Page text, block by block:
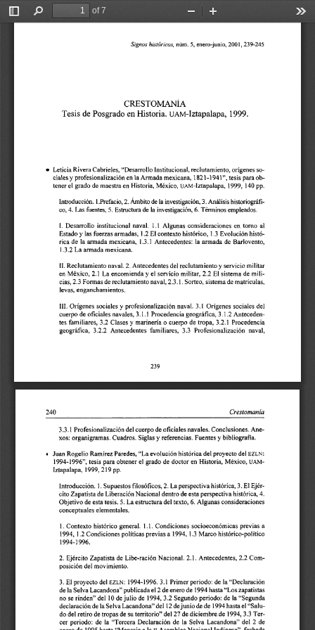
Toggle
Find
of 7
Zoom
Signos hisióricos, núm. 5, enero-junio, 2001,239-245
CRESTOMANIA
Tesis de Posgrado en Historia. UAM-Iztapalapa, 1999.
Leticia Rivera Cabrieles, "Desarrollo  Institucional, reclutamiento, orígenes so-
ciales y profesionalización en la Armada mexicana, 1821-1941", tesis para ob-
tener el grado de maestra en Historia, México, UAM-lztapalapa, 1999,  140 pp.
Introducción. l.Prefacio, 2. Ámbito de la investigación, 3. Análisis historiopráfi-
co, 4. Las fuentes, 5. Estructura de la  investigación, 6. Términos empleados.
l. Desarrollo institucional  naval. 1.1 Algunas consideraciones en torno al
Estado y las fuerzas armadas, 1.2 El contexto histórico, 1.3 Evolución histó-
rica de la armada mexicana, 1.3.1 Antecedentes: la  armada de Barlovento,
1.3.2 La armada mexicana.
11. Reclutamiento naval. 2. Antecedentes del reclutamiento y servicio militar
en México, 2.1 La encomienda y el servicio militar,  2.2  El sistema de mili-
cias, 2.3 Formas de reclutamiento naval, 2.3.1. Sorteo, sistema de matrículas,
levas, enganchamientos.
111. Orígenes sociales y profesionalización  naval. 3.1 Orígenes sociales del
cuerpo de oficiales navales, 3.1.1 Procedencia geográfica, 3.1.2 Anteceden-
tes familiares, 3.2 Clases y marinería o  cuerpo de tropa, 3.2.1 Procedencia
geográfica,
3.2.2 Antecedentes  familiares, 3.3 Profesionalización naval,
3.3.1 Profesionalización del cuerpo de oficiales navales. Conclusiones. Ane-
xos: organigramas. Cuadros. Siglas y referencias. Fuentes y bibliografía.
a Juan Rogelio Ramírez Paredes, "La evolución histórica del proyecto del EZLN:
1994-1996", tesis  para obtener el grado de doctor en Historia,  México, UAM-
Iztapalapa, 1999,219 pp.
Introducción. 1. Supuestos filosóficos, 2. La perspectiva histórica, 3. El Ejér-
cito Zapatista de Liberación Nacional dentro de esta perspectiva histórica, 4.
Objetivo de esta tesis. 5. La estructura del texto, 6. Algunas consideraciones
conceptuales elementales.
1. Contexto histórico general. 1.1. Condiciones socioeconómicas  previas a
1994, 1.2 Condiciones políticas previas a  1994. 1.3 Marco histórico-político
1994-1 996.
2. Ejército Zapatista de Libe-ración Nacional. 2.1. Antecedentes, 2.2 Com-
posición del movimiento.
3. El proyecto del EZLN: 1994-1996. 3.1 Primer periodo: de la "Declaración
de la Selva Lacandona" publicada el 2 de enero de 1994 hasta "Los zapatistas
no se rinden" del 10 de julio de 1994,3.2 Segundo periodo: de la "Segunda
declaración de la Selva Lacandona" del 12 de junio de de 1994 hasta el "Salu-
do del retiro de tropas de su territorio" del 27 de diciembre de 1994,3.3 Ter-
cer periodo: de la "Tercera  Declaración de la  Selva  Lacandona" del 2  de